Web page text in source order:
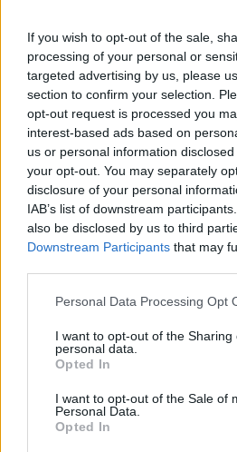
If you wish to opt-out of the sale,
processing of your personal or
targeted advertising by us, please
section to confirm your selection.
opt-out request is processed you
interest-based ads based on
us or personal information
your opt-out. You may separately
disclosure of your personal
IAB’s list of downstream
also be disclosed by us to third
Downstream Participants that may
Please note that this website/app
not limited to your visit or usage
grant or deny consent to Google
use your data for below specified
consent section.
Personal Data Processing Opt
I want to opt-out of the Sharing
personal data.
Opted In
I want to opt-out of the Sale of
Personal Data.
Opted In
VISSZAFIZETTE AZ NKA-
MILLIÓ FORINTOS
KÖZÖSSÉGÉPÍTŐ
MEGVALÓSÍTÁSÁRA KAPTAK
2026. május. 26. 09:12
De vajon miért pályáztak, ha aztán
tartani.
MÁRKUS KRISTÓF, AZ
FORINTOT KAPOTT
ÜGYVEZETŐJE SZERINT
NYILATKOZNIA ARRÓL,
KÖZPÉNZT
2026. május. 05. 08:54
összegnek van-e ahhoz köze, hogy a
KÉNYTELEN VOLT PÉNZT
KORMÁNY AZOKNAK AZ
ÖNKORMÁNYZATOKNAK,
SZOLIDARITÁSI ADÓ
MŰKÖDÉSKÉPTELENSÉG
2026. január. 02. 08:32